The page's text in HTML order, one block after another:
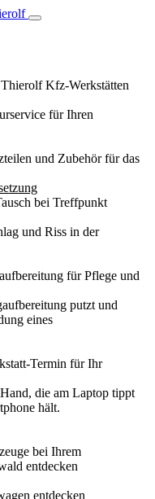
Kfz-Werkstätten
für Ihren
und Zubehör für das
bei Treffpunkt
für Pflege und
Termin für Ihr
bei Ihrem
entdecken
entdecken